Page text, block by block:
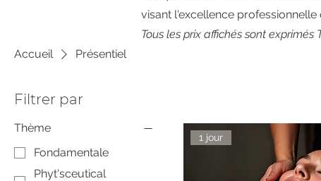
visant l'excellence
Tous les prix affichés sont exprimés
Accueil
Présentiel
Filtrer par
Thème
Fondamentale
Phyt'sceutical
1 jour